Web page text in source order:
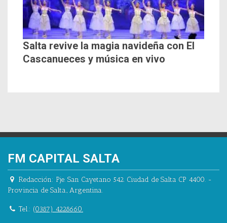
Salta revive la magia navideña con El
Cascanueces y música en vivo
FM CAPITAL SALTA
Redacción: Pje. San Cayetano 542. Ciudad de Salta CP 4400. -
Provincia de Salta., Argentina.
Tel.: (0387) 4228660.